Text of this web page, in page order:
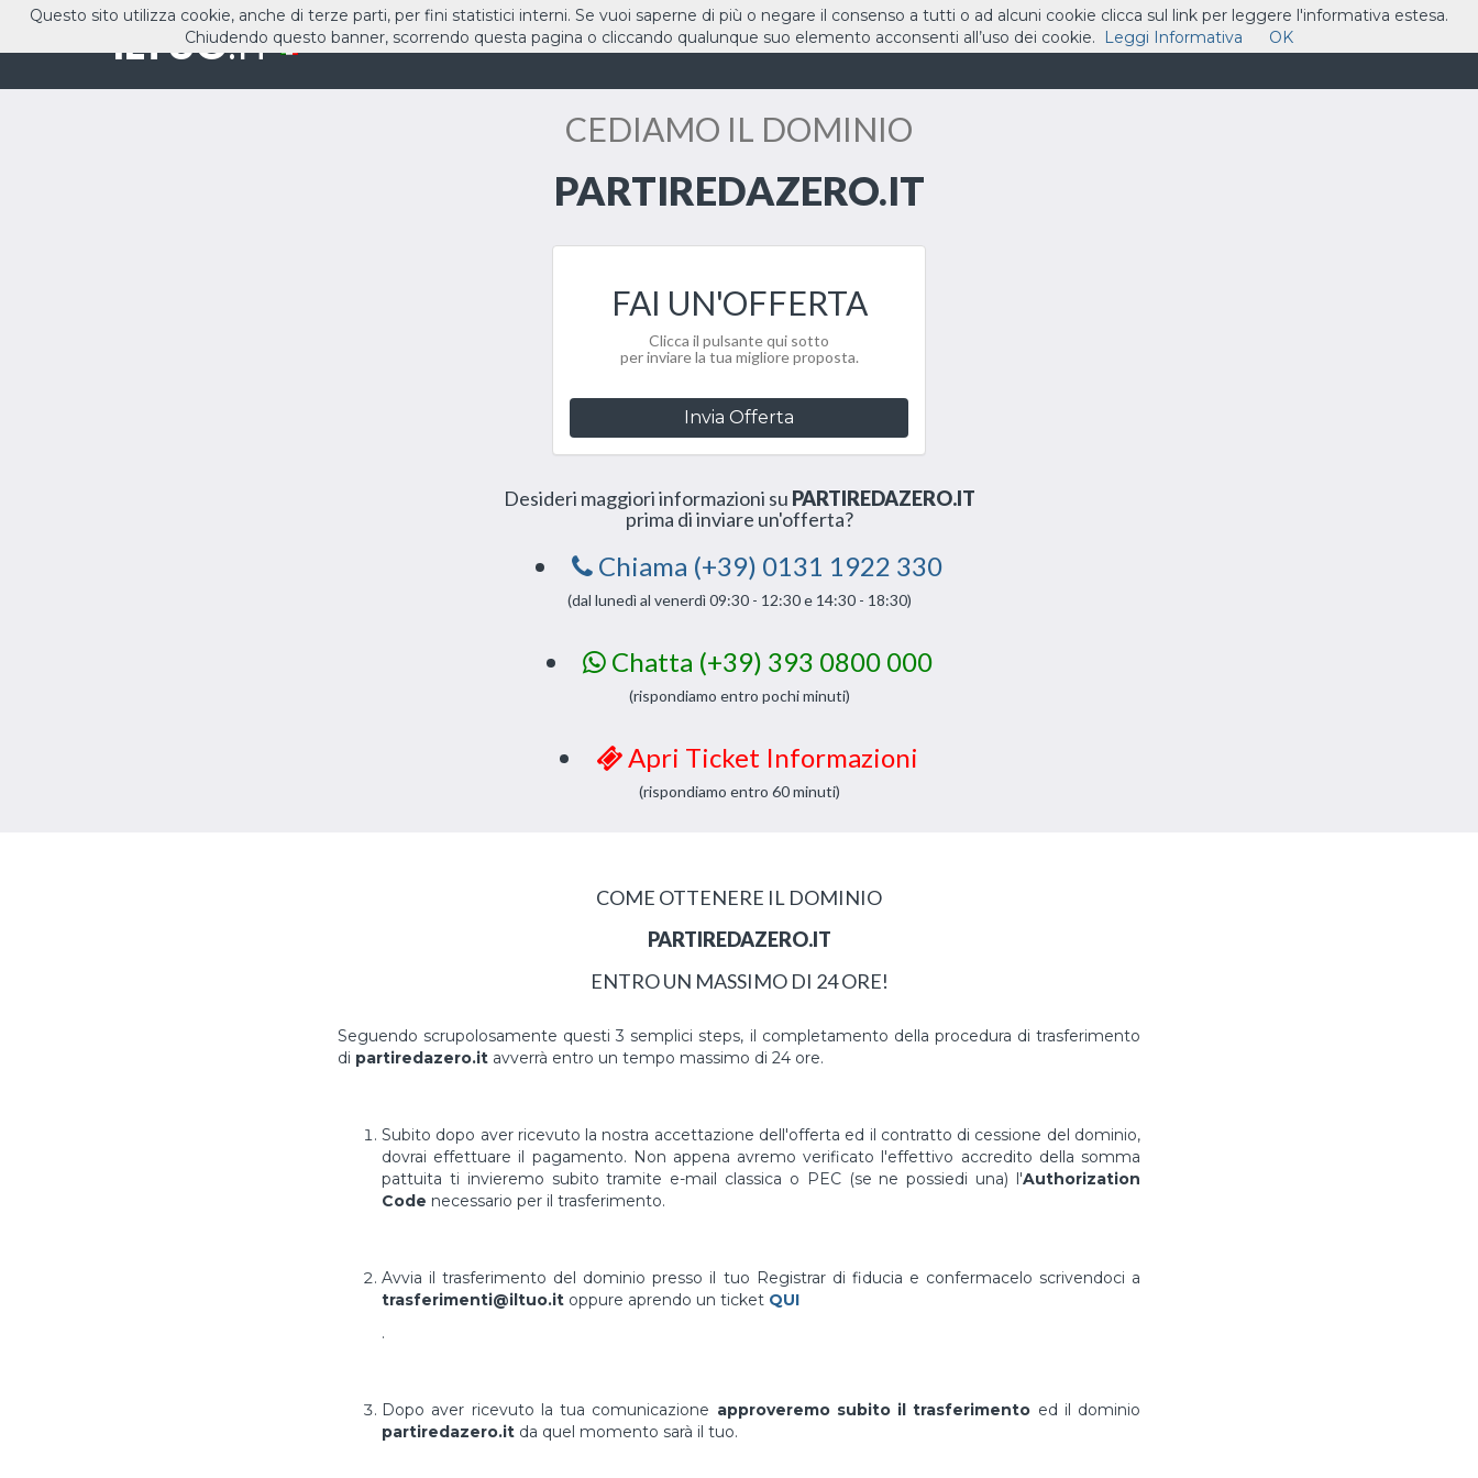
ILTUO.IT HOME DOMINI ASSISTENZA CONTATTI CARRELLO
CEDIAMO IL DOMINIO
PARTIREDAZERO.IT
FAI UN'OFFERTA
Clicca il pulsante qui sotto
per inviare la tua migliore proposta.
Invia Offerta
Desideri maggiori informazioni su PARTIREDAZERO.IT
prima di inviare un'offerta?
Chiama (+39) 0131 1922 330
(dal lunedì al venerdì 09:30 - 12:30 e 14:30 - 18:30)
Chatta (+39) 393 0800 000
(rispondiamo entro pochi minuti)
Apri Ticket Informazioni
(rispondiamo entro 60 minuti)
COME OTTENERE IL DOMINIO
PARTIREDAZERO.IT
ENTRO UN MASSIMO DI 24 ORE!
Seguendo scrupolosamente questi 3 semplici steps, il completamento della procedura di trasferimento
di partiredazero.it avverrà entro un tempo massimo di 24 ore.
Subito dopo aver ricevuto la nostra accettazione dell'offerta ed il contratto di cessione del dominio,
dovrai effettuare il pagamento. Non appena avremo verificato l'effettivo accredito della somma
pattuita ti invieremo subito tramite e-mail classica o PEC (se ne possiedi una) l'Authorization
Code necessario per il trasferimento.
Avvia il trasferimento del dominio presso il tuo Registrar di fiducia e confermacelo scrivendoci a
trasferimenti@iltuo.it oppure aprendo un ticket QUI
.
Dopo aver ricevuto la tua comunicazione approveremo subito il trasferimento ed il dominio
partiredazero.it da quel momento sarà il tuo.
Questo sito utilizza cookie, anche di terze parti, per fini statistici interni. Se vuoi saperne di più o negare il consenso a tutti o ad alcuni cookie clicca sul link per leggere l'informativa estesa.
Chiudendo questo banner, scorrendo questa pagina o cliccando qualunque suo elemento acconsenti all’uso dei cookie.
Leggi Informativa OK